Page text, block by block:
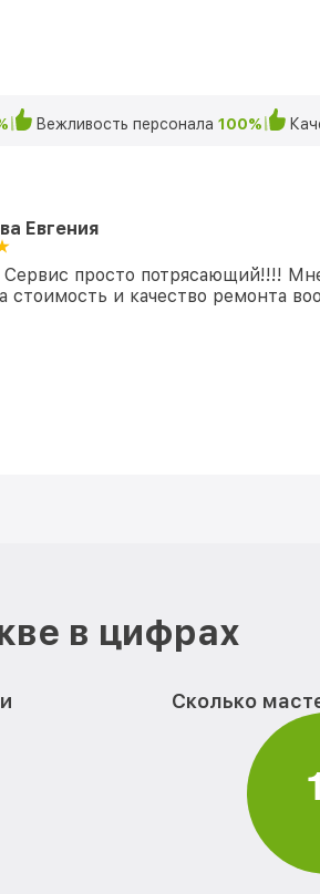
Вежливость персонала 100%
Евгения
просто потрясающий!!!!
стоимость и качество ремонта
в цифрах
Сколько
1